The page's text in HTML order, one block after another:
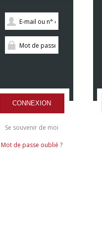
CONNEXION
Se souvenir de moi
Mot de passe oublié ?